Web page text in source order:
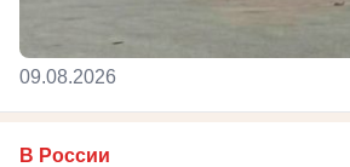
09.08.2026
В России